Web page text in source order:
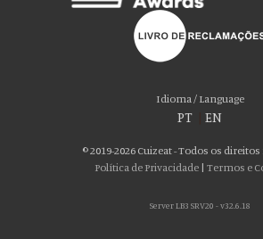
Idioma / Language
PT EN
© 2019-2026 Cuizeat - Todos os
Política de Privacidade | Termos e
Server LB3 SRV20 - v32.6.18
Por favor aceite as nossas
Usamos cookies para personalizar conteúdo e
de mídia social e analisar nosso tráfego. Também
social, publicidade e análise, que podem combiná-
que você forneceu a eles ou que coletaram do uso